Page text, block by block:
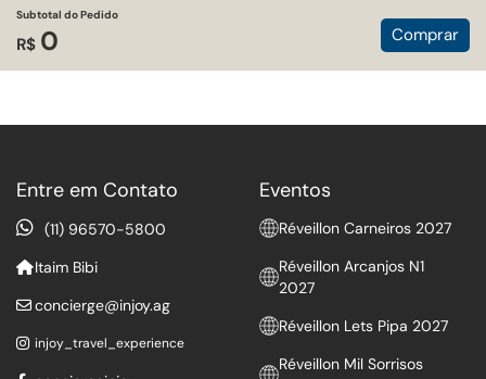
Subtotal do Pedido
R$ 0 Comprar
Entre em Contato
(11) 96570-5800
Itaim Bibi
concierge@injoy.ag
injoy_travel_experience
Eventos
Réveillon Carneiros 2027
Réveillon Arcanjos N1
2027
Réveillon Lets Pipa 2027
Réveillon Mil Sorrisos